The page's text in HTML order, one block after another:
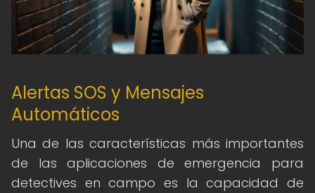
Alertas SOS y Mensajes
Automáticos
Una de las características más importantes
de las aplicaciones de emergencia para
detectives en campo es la capacidad de